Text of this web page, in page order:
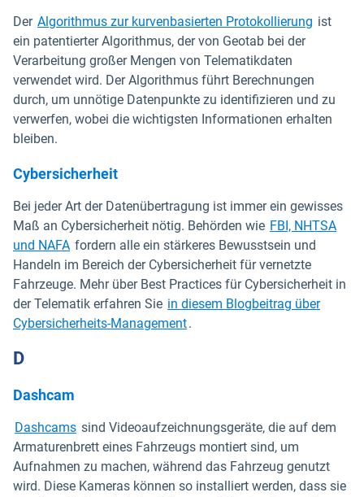
Der Algorithmus zur kurvenbasierten Protokollierung ist
ein patentierter Algorithmus, der von Geotab bei der
Verarbeitung großer Mengen von Telematikdaten
verwendet wird. Der Algorithmus führt Berechnungen
durch, um unnötige Datenpunkte zu identifizieren und zu
verwerfen, wobei die wichtigsten Informationen erhalten
bleiben.
Cybersicherheit
Bei jeder Art der Datenübertragung ist immer ein gewisses
Maß an Cybersicherheit nötig. Behörden wie FBI, NHTSA
und NAFA fordern alle ein stärkeres Bewusstsein und
Handeln im Bereich der Cybersicherheit für vernetzte
Fahrzeuge. Mehr über Best Practices für Cybersicherheit in
der Telematik erfahren Sie in diesem Blogbeitrag über
Cybersicherheits-Management.
D
Dashcam
Dashcams sind Videoaufzeichnungsgeräte, die auf dem
Armaturenbrett eines Fahrzeugs montiert sind, um
Aufnahmen zu machen, während das Fahrzeug genutzt
wird. Diese Kameras können so installiert werden, dass sie